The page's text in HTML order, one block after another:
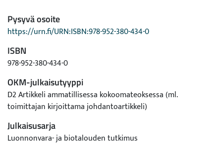
Pysyvä osoite
https://urn.fi/URN:ISBN:978-952-380-434-0
ISBN
978-952-380-434-0
OKM-julkaisutyyppi
D2 Artikkeli ammatillisessa kokoomateoksessa (ml.
toimittajan kirjoittama johdantoartikkeli)
Julkaisusarja
Luonnonvara- ja biotalouden tutkimus